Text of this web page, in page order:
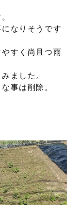
なりそうです
すく尚且つ雨
ました。
事は削除。